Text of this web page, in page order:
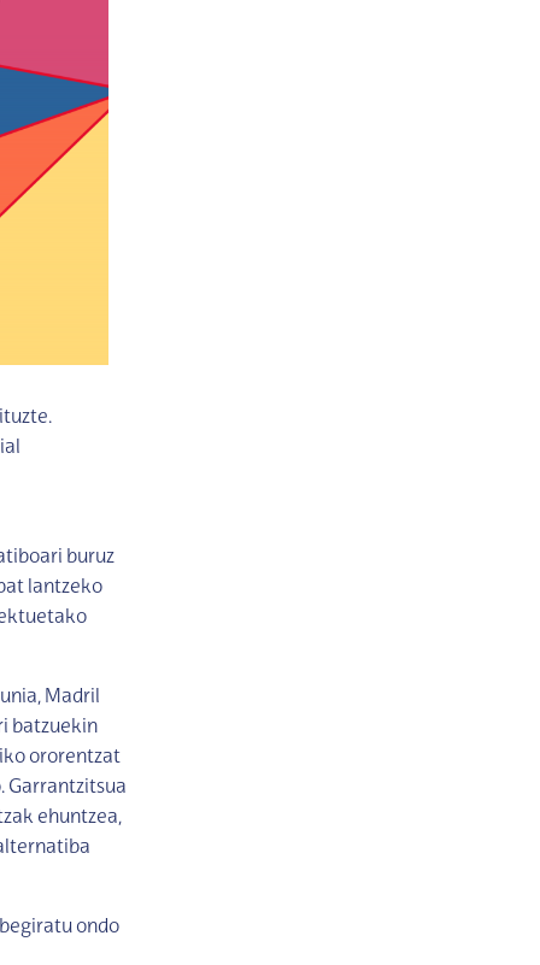
buruz
lantzeko
Madril
batzuekin
ororentzat
Garrantzitsua
ehuntzea,
ondo